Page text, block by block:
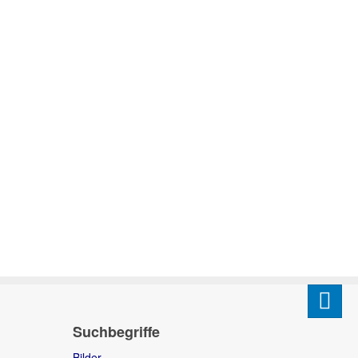
Suchbegriffe